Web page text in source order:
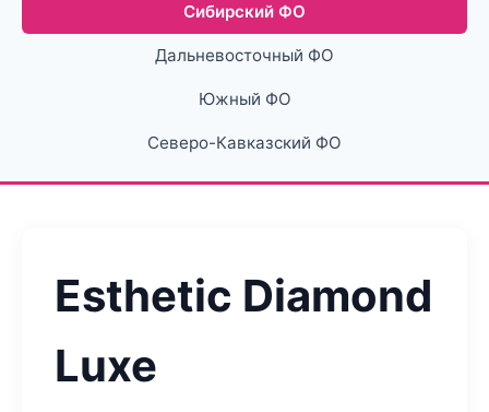
Сибирский ФО
Дальневосточный ФО
Южный ФО
Северо-Кавказский ФО
Esthetic Diamond
Luxe